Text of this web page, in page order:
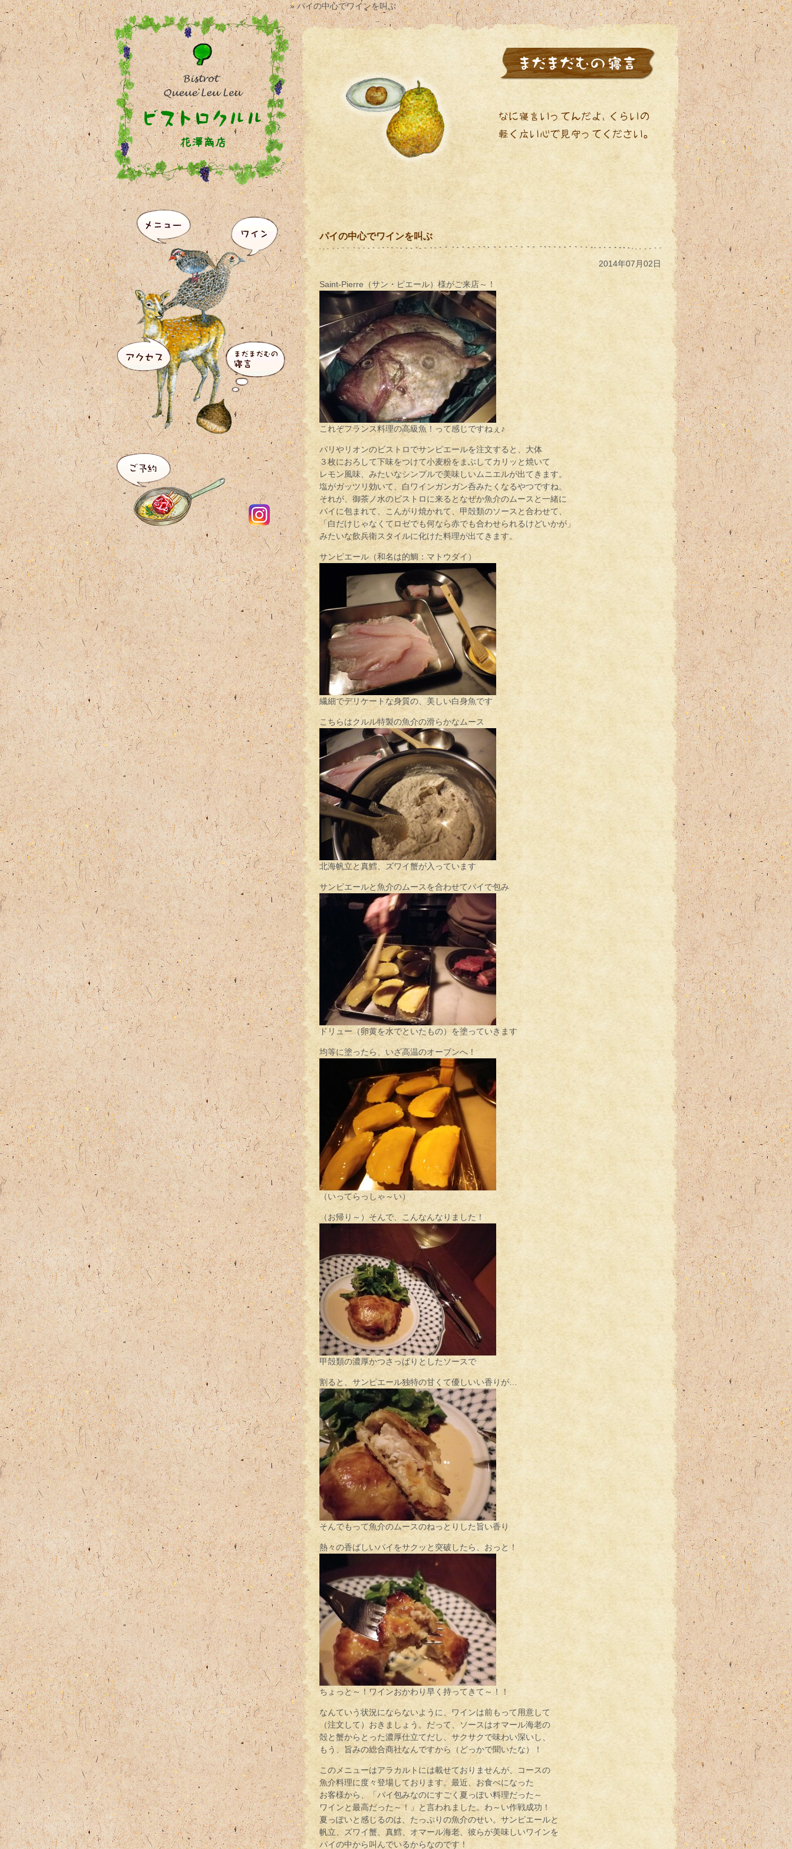
» パイの中心でワインを叫ぶ
パイの中心でワインを叫ぶ
2014年07月02日
Saint-Pierre（サン・ピエール）様がご来店～！
これぞフランス料理の高級魚！って感じですねぇ♪
パリやリオンのビストロでサンピエールを注文すると、大体
３枚におろして下味をつけて小麦粉をまぶしてカリッと焼いて
レモン風味、みたいなシンプルで美味しいムニエルが出てきます。
塩がガッツリ効いて、白ワインガンガン呑みたくなるやつですね。
それが、御茶ノ水のビストロに来るとなぜか魚介のムースと一緒に
パイに包まれて、こんがり焼かれて、甲殻類のソースと合わせて、
「白だけじゃなくてロゼでも何なら赤でも合わせられるけどいかが」
みたいな飲兵衛スタイルに化けた料理が出てきます。
サンピエール（和名は的鯛：マトウダイ）
繊細でデリケートな身質の、美しい白身魚です
こちらはクルル特製の魚介の滑らかなムース
北海帆立と真鱈、ズワイ蟹が入っています
サンピエールと魚介のムースを合わせてパイで包み
ドリュー（卵黄を水でといたもの）を塗っていきます
均等に塗ったら、いざ高温のオーブンへ！
（いってらっしゃ～い）
（お帰り～）そんで、こんなんなりました！
甲殻類の濃厚かつさっぱりとしたソースで
割ると、サンピエール独特の甘くて優しいい香りが…
そんでもって魚介のムースのねっとりした旨い香り
熱々の香ばしいパイをサクッと突破したら、おっと！
ちょっと～！ワインおかわり早く持ってきて～！！
なんていう状況にならないように、ワインは前もって用意して
（注文して）おきましょう。だって、ソースはオマール海老の
殻と蟹からとった濃厚仕立てだし、サクサクで味わい深いし、
もう、旨みの総合商社なんですから（どっかで聞いたな）！
このメニューはアラカルトには載せておりませんが、コースの
魚介料理に度々登場しております。最近、お食べになった
お客様から、「パイ包みなのにすごく夏っぽい料理だった～
ワインと最高だった～！」と言われました。わ～い作戦成功！
夏っぽいと感じるのは、たっぷりの魚介のせい。サンピエールと
帆立、ズワイ蟹、真鱈、オマール海老、彼らが美味しいワインを
パイの中から叫んでいるからなのです！